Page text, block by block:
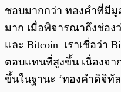
ชอบมากกว่า ทองคำที่มีมู
มาก เมื่อพิจารณาถึงช่อง
และ Bitcoin เราเชื่อว่า
ตอบแทนที่สูงขึ้น เนื่องจา
ขึ้นในฐานะ ‘ทองคำดิจิทัล